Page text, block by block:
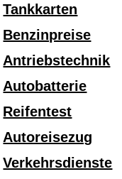
Tankkarten
Benzinpreise
Antriebstechnik
Autobatterie
Reifentest
Autoreisezug
Verkehrsdienste